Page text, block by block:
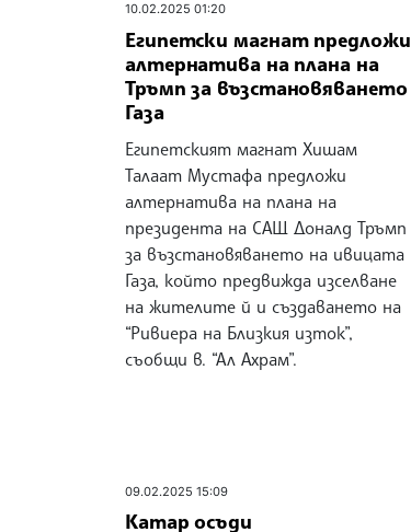
10.02.2025 01:20
Египетски магнат предложи
алтернатива на плана на
Тръмп за възстановяването
Газа
Египетският магнат Хишам
Талаат Мустафа предложи
алтернатива на плана на
президента на САЩ Доналд Тръмп
за възстановяването на ивицата
Газа, който предвижда изселване
на жителите й и създаването на
“Ривиера на Близкия изток”,
съобщи в. “Ал Ахрам”.
09.02.2025 15:09
Катар осъди